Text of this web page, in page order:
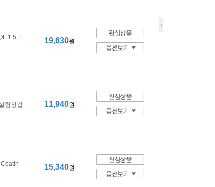
1.5, L
19,630원
험장갑 11,940원
15,340원